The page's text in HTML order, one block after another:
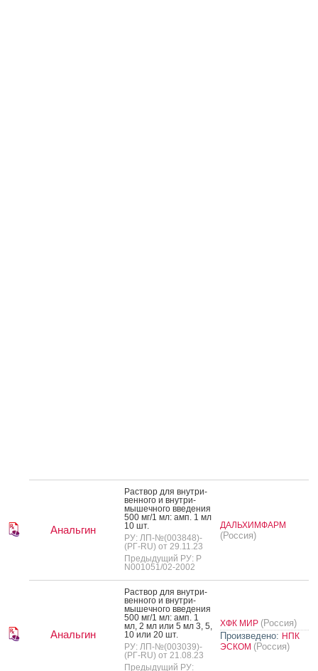
Анальгин
Рас­твор для внут­ри­
вен­но­го и внут­ри­
мышеч­но­го вве­дения
500 мг/1 мл: амп. 1 мл
10 шт.
РУ: ЛП-№(003848)-
(РГ-RU) от 29.11.23
Предыдущий РУ: Р
N001051/02-2002
ДАЛЬХИМФАРМ
(Россия)
Анальгин
Рас­твор для внут­ри­
вен­но­го и внут­ри­
мышеч­но­го вве­дения
500 мг/1 мл: амп. 1
мл, 2 мл или 5 мл 3, 5,
10 или 20 шт.
РУ: ЛП-№(003039)-
(РГ-RU) от 21.08.23
Предыдущий РУ:
ХФК МИР (Россия)
Произведено: НПК
ЭСКОМ (Россия)